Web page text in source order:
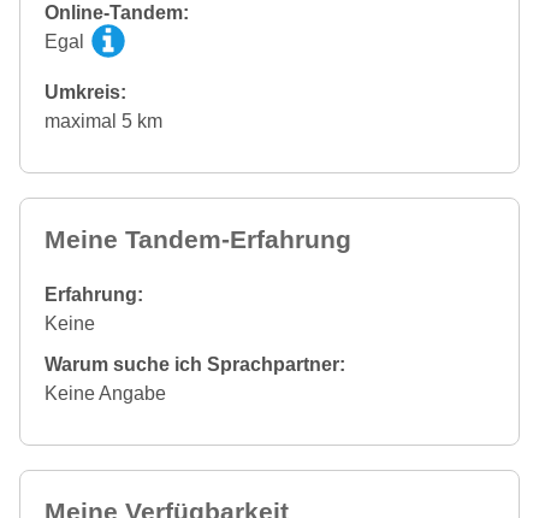
Online-Tandem:
Egal
Umkreis:
maximal 5 km
Meine Tandem-Erfahrung
Erfahrung:
Keine
Warum suche ich Sprachpartner:
Keine Angabe
Meine Verfügbarkeit